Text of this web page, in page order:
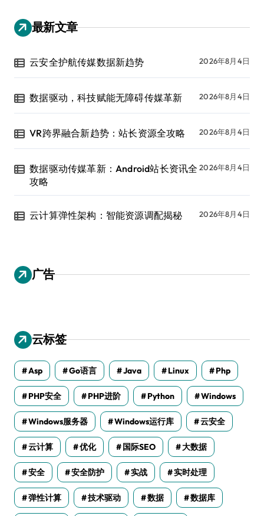
最新文章
云安全护航传媒数据新趋势 2026年8月4日
数据驱动，科技赋能无障碍传媒革新 2026年8月4日
VR跨界融合新趋势：站长资源全攻略 2026年8月4日
数据驱动传媒革新：Android站长资讯全
攻略
2026年8月4日
云计算弹性架构：智能资源调配揭秘 2026年8月4日
广告
云标签
Asp Go语言 Java Linux Php
PHP安全 PHP进阶 Python Windows
Windows服务器 Windows运行库 云安全
云计算 优化 国际SEO 大数据
安全 安全防护 实战 实时处理
弹性计算 技术驱动 数据 数据库